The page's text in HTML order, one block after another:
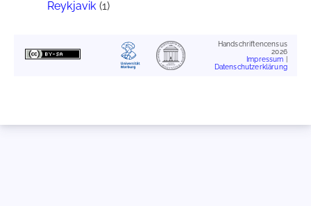
Reykjavik (1)
Handschriftencensus
2026
Impressum
Datenschutzerklärung